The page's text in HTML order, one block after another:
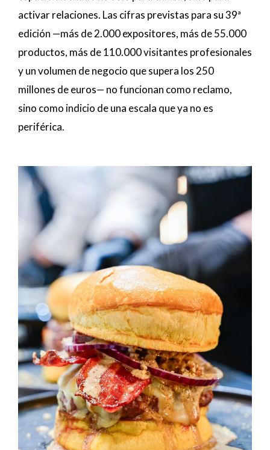
activar relaciones. Las cifras previstas para su 39ª
edición —más de 2.000 expositores, más de 55.000
productos, más de 110.000 visitantes profesionales
y un volumen de negocio que supera los 250
millones de euros— no funcionan como reclamo,
sino como indicio de una escala que ya no es
periférica.